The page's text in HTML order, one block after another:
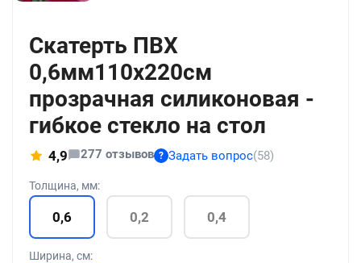
Скатерть ПВХ
0,6мм110x220см
прозрачная силиконовая -
гибкое стекло на стол
4,9 277 отзывов ? Задать вопрос(58)
Толщина, мм:
0,6 0,2 0,4
Ширина, см: